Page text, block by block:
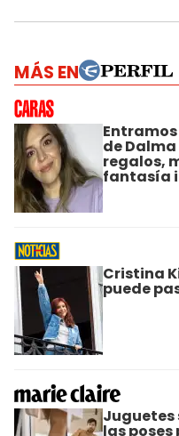
MÁS EN
de
regalos,
fantasía
Cristina
puede
Juguetes
las